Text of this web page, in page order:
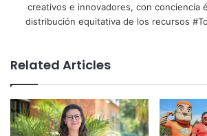
creativos e innovadores, con conciencia
distribución equitativa de los recursos
Related Articles